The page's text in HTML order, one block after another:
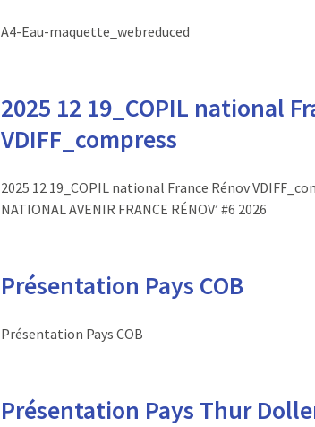
A4-Eau-maquette_webreduced
2025 12 19_COPIL national
VDIFF_compress
2025 12 19_COPIL national France Rénov
NATIONAL AVENIR FRANCE RÉNOV’ #6 2026
Présentation Pays COB
Présentation Pays COB
Présentation Pays Thur